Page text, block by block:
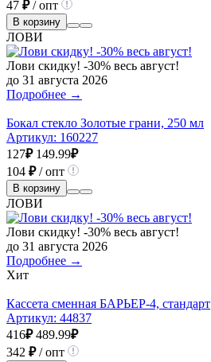
47 ₽/ опт
В корзину
ЛОВИ
Лови скидку! -30% весь август!
до 31 августа 2026
Подробнее →
Бокал стекло Золотые грани, 250 мл
Артикул: 160227
127₽ 149.99₽
104 ₽/ опт
В корзину
ЛОВИ
Лови скидку! -30% весь август!
до 31 августа 2026
Подробнее →
Хит
Кассета сменная БАРЬЕР-4, стандарт
Артикул: 44837
416₽ 489.99₽
342 ₽/ опт